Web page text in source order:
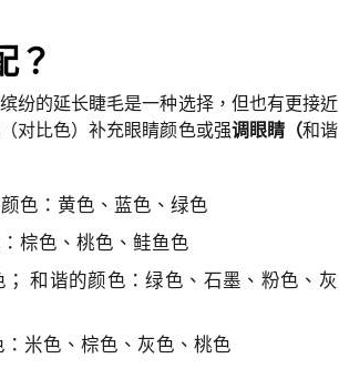
？
纷的延长睫毛是一种选择，但也有更接近
（对比色）补充眼睛颜色或强调眼睛（和谐
色：黄色、蓝色、绿色
棕色、桃色、鲑鱼色
和谐的颜色：绿色、石墨、粉色、灰
米色、棕色、灰色、桃色